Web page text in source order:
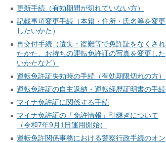
更新手続（有効期間が切れていない方）
記載事項変更手続（本籍・住所・氏名等を変更
したいかた）
再交付手続（遺失・盗難等で免許証をなくされ
たかた、お持ちの運転免許証の写真を変更した
いかたなど）
運転免許証失効時の手続（有効期限切れの方）
運転免許証の自主返納・運転経歴証明書の手続
マイナ免許証に関係する手続
マイナ免許証の「免許情報」引継ぎについて
（令和7年9月1日運用開始）
運転免許関係事務における警察行政手続のオン